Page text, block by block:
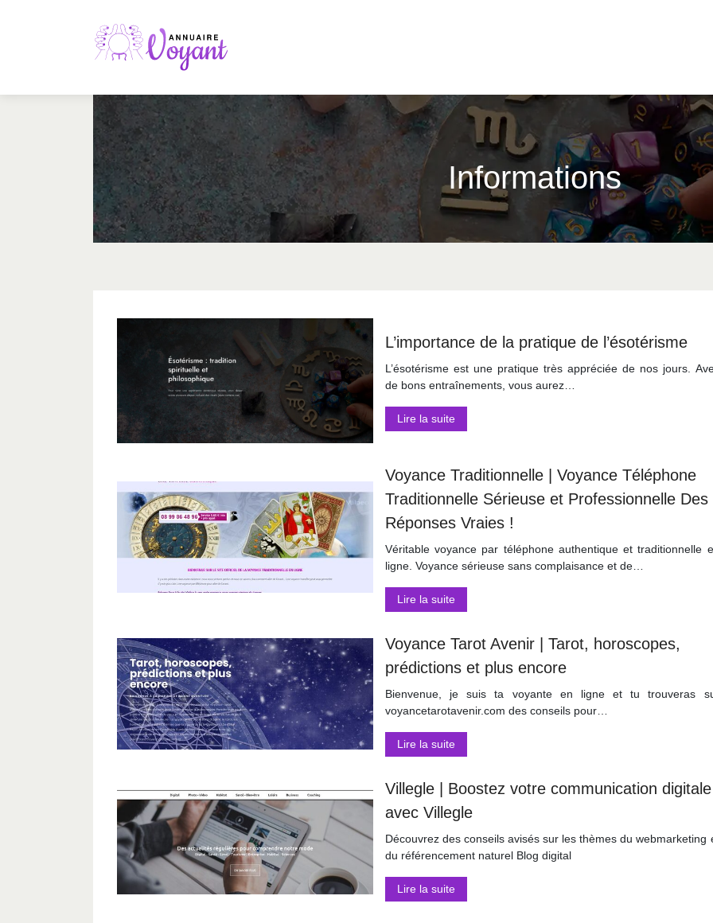
Informations
L’importance de la pratique de l’ésotérisme
L’ésotérisme est une pratique très appréciée de nos jours.
de bons entraînements, vous aurez…
Lire la suite
Voyance Traditionnelle | Voyance Téléphone
Tradition­nel­le Sérieuse et Profes­sionnel­le Des
Réponses Vraies !
Véritable voyance par téléphone authentique et traditionnelle
ligne. Voyance sérieuse sans complaisance et de…
Lire la suite
Voyance Tarot Avenir | Tarot, horoscopes,
prédictions et plus encore
Bienvenue, je suis ta voyante en ligne et tu trouveras
voyancetarotavenir.com des conseils pour…
Lire la suite
Villegle | Boostez votre com­munica­tion digitale
avec Villegle
Découvrez des conseils avisés sur les thèmes du webmarketing
du référencement naturel Blog digital
Lire la suite